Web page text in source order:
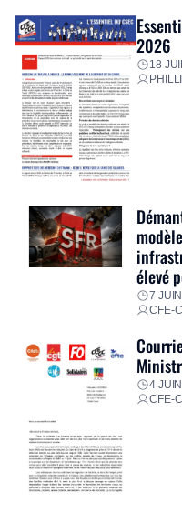
2026
18
élevé
7
CFE-
4
CFE-